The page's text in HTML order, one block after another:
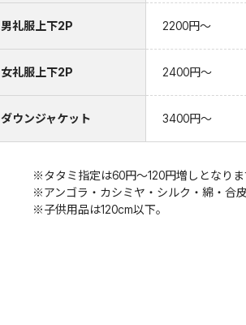
男礼服上下2P 2200円～
女礼服上下2P 2400円～
ダウンジャケット 3400円～
※タタミ指定は60円～120円増しとなりま
※アンゴラ・カシミヤ・シルク・綿・合
※子供用品は120cm以下。